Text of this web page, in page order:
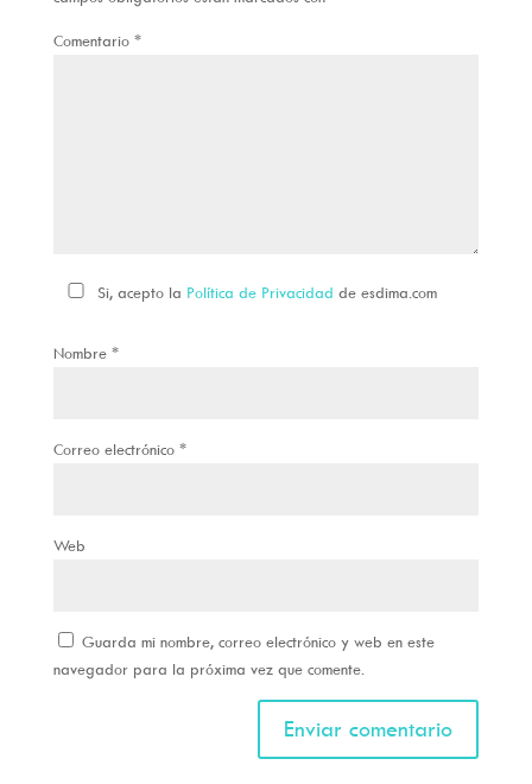
Comentario *
Si, acepto la Política de Privacidad de esdima.com
Nombre *
Correo electrónico *
Web
Guarda mi nombre, correo electrónico y web en este
navegador para la próxima vez que comente.